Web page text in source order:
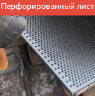
Перфорированный лист